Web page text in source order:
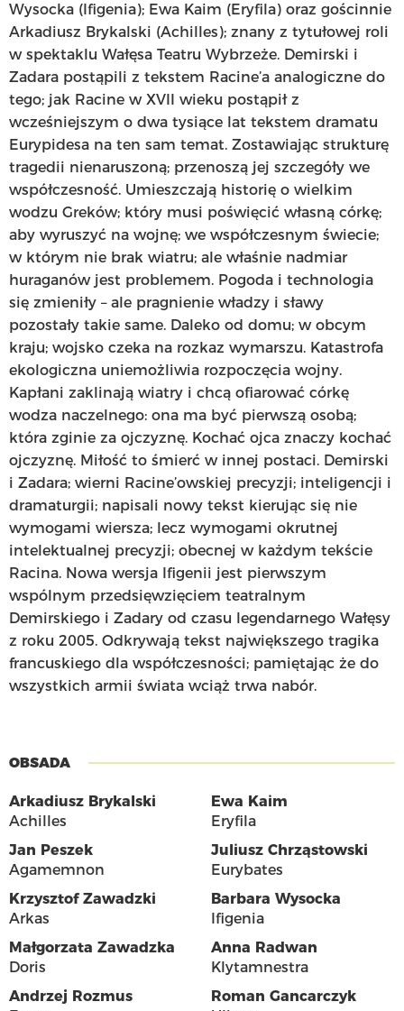
Wysocka (Ifigenia); Ewa Kaim (Eryfila) oraz gościnnie
Arkadiusz Brykalski (Achilles); znany z tytułowej roli
w spektaklu Wałęsa Teatru Wybrzeże. Demirski i
Zadara postąpili z tekstem Racine’a analogiczne do
tego; jak Racine w XVII wieku postąpił z
wcześniejszym o dwa tysiące lat tekstem dramatu
Eurypidesa na ten sam temat. Zostawiając strukturę
tragedii nienaruszoną; przenoszą jej szczegóły we
współczesność. Umieszczają historię o wielkim
wodzu Greków; który musi poświęcić własną córkę;
aby wyruszyć na wojnę; we współczesnym świecie;
w którym nie brak wiatru; ale właśnie nadmiar
huraganów jest problemem. Pogoda i technologia
się zmieniły – ale pragnienie władzy i sławy
pozostały takie same. Daleko od domu; w obcym
kraju; wojsko czeka na rozkaz wymarszu. Katastrofa
ekologiczna uniemożliwia rozpoczęcia wojny.
Kapłani zaklinają wiatry i chcą ofiarować córkę
wodza naczelnego: ona ma być pierwszą osobą;
która zginie za ojczyznę. Kochać ojca znaczy kochać
ojczyznę. Miłość to śmierć w innej postaci. Demirski
i Zadara; wierni Racine’owskiej precyzji; inteligencji i
dramaturgii; napisali nowy tekst kierując się nie
wymogami wiersza; lecz wymogami okrutnej
intelektualnej precyzji; obecnej w każdym tekście
Racina. Nowa wersja Ifigenii jest pierwszym
wspólnym przedsięwzięciem teatralnym
Demirskiego i Zadary od czasu legendarnego Wałęsy
z roku 2005. Odkrywają tekst największego tragika
francuskiego dla współczesności; pamiętając że do
wszystkich armii świata wciąż trwa nabór.
OBSADA
Arkadiusz Brykalski
Achilles
Jan Peszek
Agamemnon
Krzysztof Zawadzki
Arkas
Małgorzata Zawadzka
Doris
Andrzej Rozmus
Ewa Kaim
Eryfila
Juliusz Chrząstowski
Eurybates
Barbara Wysocka
Ifigenia
Anna Radwan
Klytamnestra
Roman Gancarczyk